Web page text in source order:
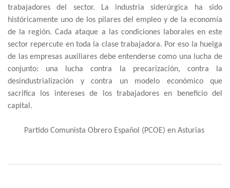
trabajadores del sector. La industria siderúrgica ha sido
históricamente uno de los pilares del empleo y de la economía
de la región. Cada ataque a las condiciones laborales en este
sector repercute en toda la clase trabajadora. Por eso la huelga
de las empresas auxiliares debe entenderse como una lucha de
conjunto: una lucha contra la precarización, contra la
desindustrialización y contra un modelo económico que
sacrifica los intereses de los trabajadores en beneficio del
capital.
Partido Comunista Obrero Español (PCOE) en Asturias